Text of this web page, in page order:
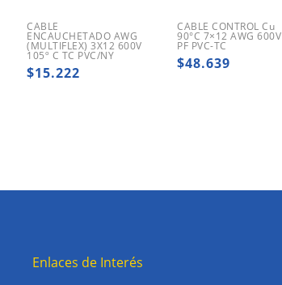
CABLE
ENCAUCHETADO AWG
(MULTIFLEX) 3X12 600V
105º C TC PVC/NY
$15.222
CABLE CONTROL Cu
90°C 7×12 AWG 600V
PF PVC-TC
$48.639
Enlaces de Interés